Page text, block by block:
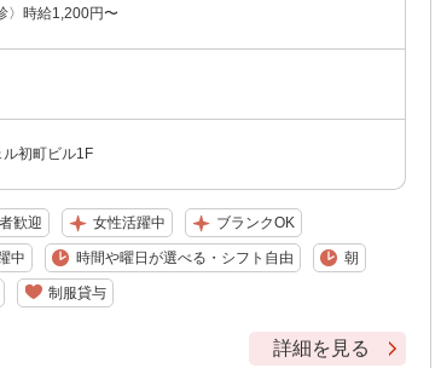
〉時給1,200円〜
初町ビル1F
歓迎 女性活躍中 ブランクOK
中 時間や曜日が選べる・シフト自由 朝
制服貸与
詳細を見る